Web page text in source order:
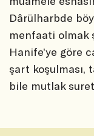
Dârülharbde
menfaati olmak
Hanife’ye göre
şart koşulması,
bile mutlak